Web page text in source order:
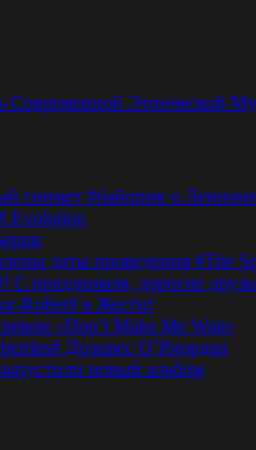
Этнической
снимет #байопик о
Evolution
даты проведения #The
праздником, дорогие
Roller# в Жести!
«Don’t Make Me Wait»
Долорес O’Риордан
новый альбом